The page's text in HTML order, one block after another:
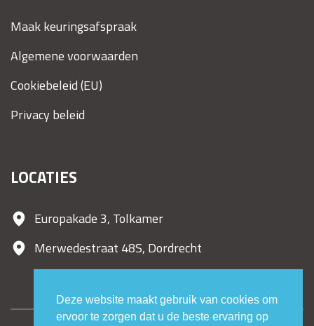
Maak keuringsafspraak
Algemene voorwaarden
Cookiebeleid (EU)
Privacy beleid
LOCATIES
Europakade 3, Tolkamer
Merwedestraat 48S, Dordrecht
Deze website maakt gebruik van cookies om
ervoor te zorgen dat u de beste ervaring op